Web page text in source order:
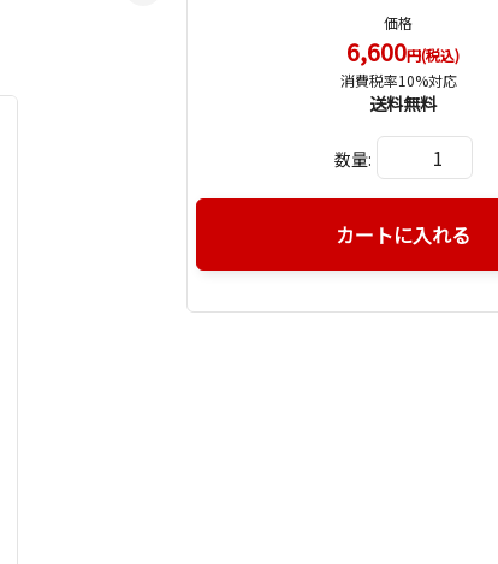
価格
6,600円(税込)
消費税率10%対応
送料無料
数量:
カートに入れる